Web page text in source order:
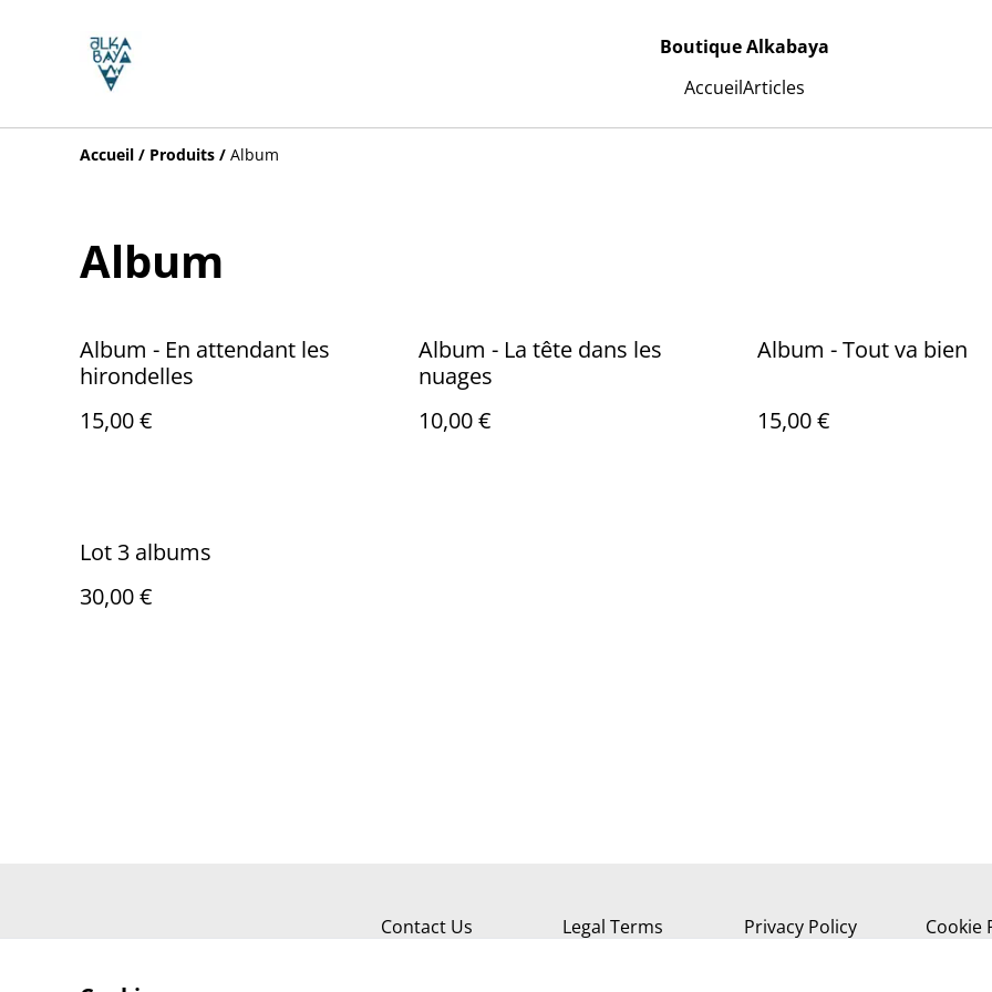
Boutique Alkabaya
AccueilArticles
Accueil / Produits / Album
Album
Album - En attendant les
hirondelles
15,00 €
Album - La tête dans les
nuages
10,00 €
Album - Tout va bien
15,00 €
Lot 3 albums
30,00 €
Contact Us Legal Terms Privacy Policy Cookie